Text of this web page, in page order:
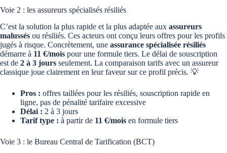
Voie 2 : les assureurs spécialisés résiliés
C’est la solution la plus rapide et la plus adaptée aux assureurs
malussés ou résiliés. Ces acteurs ont conçu leurs offres pour les profils
jugés à risque. Concrètement, une assurance spécialisée résiliés
démarre à 11 €/mois pour une formule tiers. Le délai de souscription
est de 2 à 3 jours seulement. La comparaison tarifs avec un assureur
classique joue clairement en leur faveur sur ce profil précis. 💡
Pros : offres taillées pour les résiliés, souscription rapide en
ligne, pas de pénalité tarifaire excessive
Délai : 2 à 3 jours
Tarif type : à partir de 11 €/mois en formule tiers
Voie 3 : le Bureau Central de Tarification (BCT)